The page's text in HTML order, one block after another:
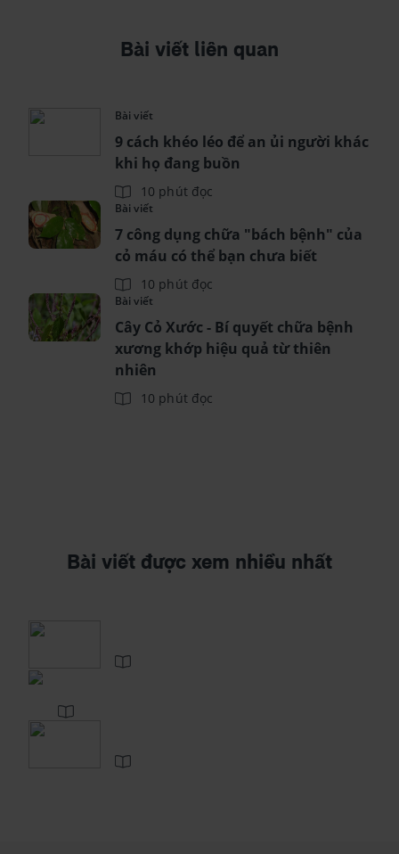
Bài viết liên quan
Bài viết
9 cách khéo léo để an ủi người khác
khi họ đang buồn
10 phút đọc
Bài viết
7 công dụng chữa "bách bệnh" của
cỏ máu có thể bạn chưa biết
10 phút đọc
Bài viết
Cây Cỏ Xước - Bí quyết chữa bệnh
xương khớp hiệu quả từ thiên
nhiên
10 phút đọc
Bài viết được xem nhiều nhất